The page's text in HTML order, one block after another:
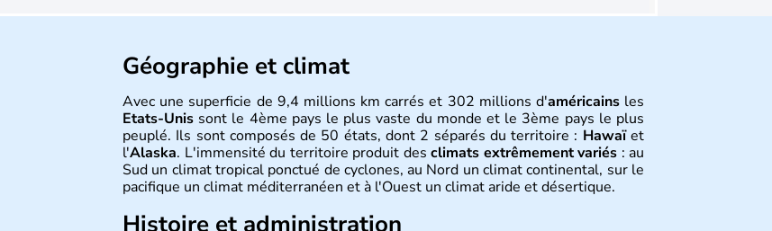
Géographie et climat
Avec une superficie de 9,4 millions km carrés et 302 millions d'américainsles
Etats-Unis sont le 4ème pays le plus vaste du monde et le 3ème pays le plus
peuplé. Ils sont composés de 50 états, dont 2 séparés du territoire : Hawaïet
l'Alaska. L'immensité du territoire produit des climats extrêmement variés : au
Sud un climat tropical ponctué de cyclones, au Nord un climat continental, sur le
pacifique un climat méditerranéen et à l'Ouest un climat aride et désertique.
Histoire et administration